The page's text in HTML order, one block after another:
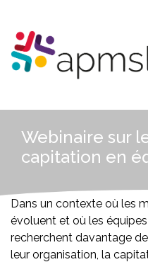
contenu
principal
Webinaire sur
capitation en
Dans un contexte où les
évoluent et où les
recherchent davantage
leur organisation, la